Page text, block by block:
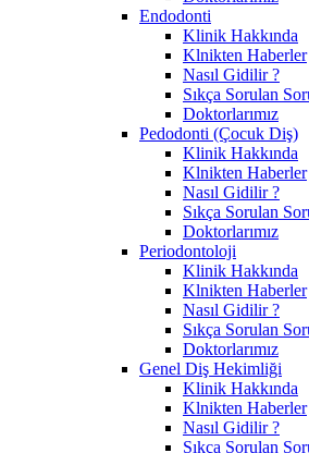
Endodonti
Klinik Hakkında
Klnikten Haberler
Nasıl Gidilir ?
Sıkça Sorulan
Doktorlarımız
Pedodonti (Çocuk Diş)
Klinik Hakkında
Klnikten Haberler
Nasıl Gidilir ?
Sıkça Sorulan
Doktorlarımız
Periodontoloji
Klinik Hakkında
Klnikten Haberler
Nasıl Gidilir ?
Sıkça Sorulan
Doktorlarımız
Genel Diş Hekimliği
Klinik Hakkında
Klnikten Haberler
Nasıl Gidilir ?
Sıkça Sorulan